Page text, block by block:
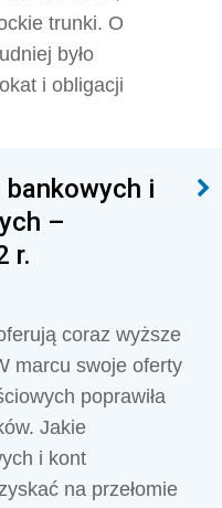
trunki. O
było
i obligacji
i
–
r.
coraz wyższe
marcu swoje oferty
poprawiła
Jakie
i kont
na przełomie